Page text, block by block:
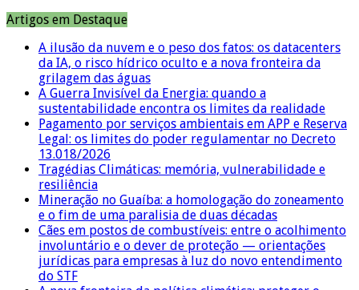
Artigos em Destaque
A ilusão da nuvem e o peso dos fatos: os datacenters
da IA, o risco hídrico oculto e a nova fronteira da
grilagem das águas
A Guerra Invisível da Energia: quando a
sustentabilidade encontra os limites da realidade
Pagamento por serviços ambientais em APP e Reserva
Legal: os limites do poder regulamentar no Decreto
13.018/2026
Tragédias Climáticas: memória, vulnerabilidade e
resiliência
Mineração no Guaíba: a homologação do zoneamento
e o fim de uma paralisia de duas décadas
Cães em postos de combustíveis: entre o acolhimento
involuntário e o dever de proteção — orientações
jurídicas para empresas à luz do novo entendimento
do STF